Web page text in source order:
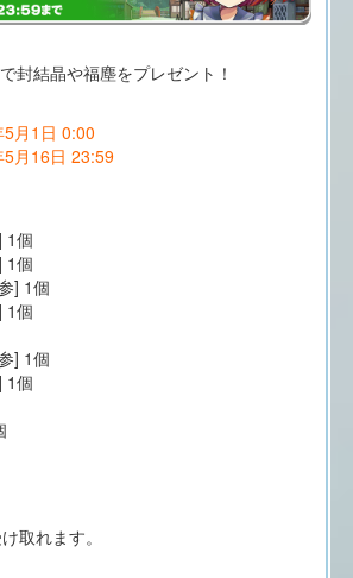
封結晶や福塵をプレゼント！
月1日 0:00
月16日 23:59
1個
1個
] 1個
1個
] 1個
1個
取れます。